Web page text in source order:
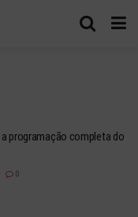
programação completa do